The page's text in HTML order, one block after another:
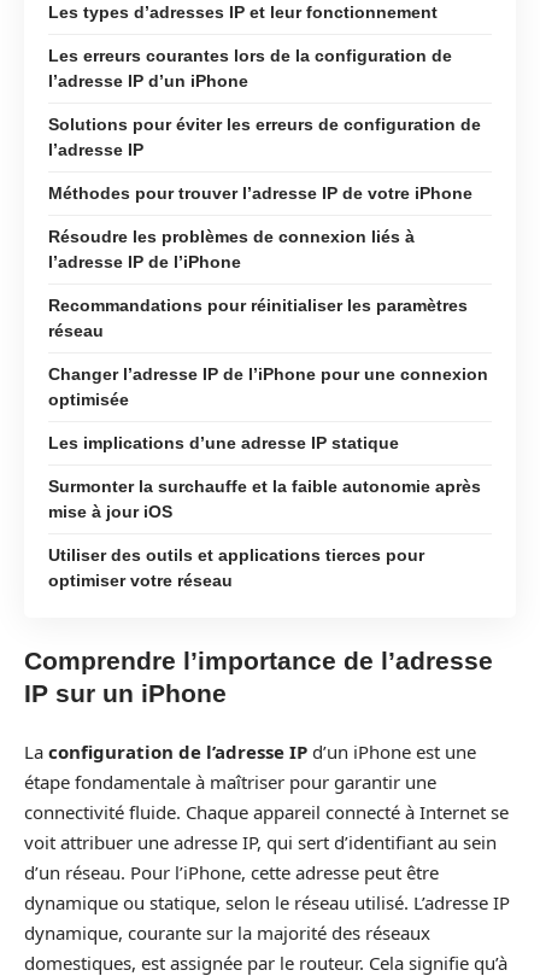
Les types d’adresses IP et leur fonctionnement
Les erreurs courantes lors de la configuration de
l’adresse IP d’un iPhone
Solutions pour éviter les erreurs de configuration de
l’adresse IP
Méthodes pour trouver l’adresse IP de votre iPhone
Résoudre les problèmes de connexion liés à
l’adresse IP de l’iPhone
Recommandations pour réinitialiser les paramètres
réseau
Changer l’adresse IP de l’iPhone pour une connexion
optimisée
Les implications d’une adresse IP statique
Surmonter la surchauffe et la faible autonomie après
mise à jour iOS
Utiliser des outils et applications tierces pour
optimiser votre réseau
Comprendre l’importance de l’adresse
IP sur un iPhone
La configuration de l’adresse IP d’un iPhone est une
étape fondamentale à maîtriser pour garantir une
connectivité fluide. Chaque appareil connecté à Internet se
voit attribuer une adresse IP, qui sert d’identifiant au sein
d’un réseau. Pour l’iPhone, cette adresse peut être
dynamique ou statique, selon le réseau utilisé. L’adresse IP
dynamique, courante sur la majorité des réseaux
domestiques, est assignée par le routeur. Cela signifie qu’à